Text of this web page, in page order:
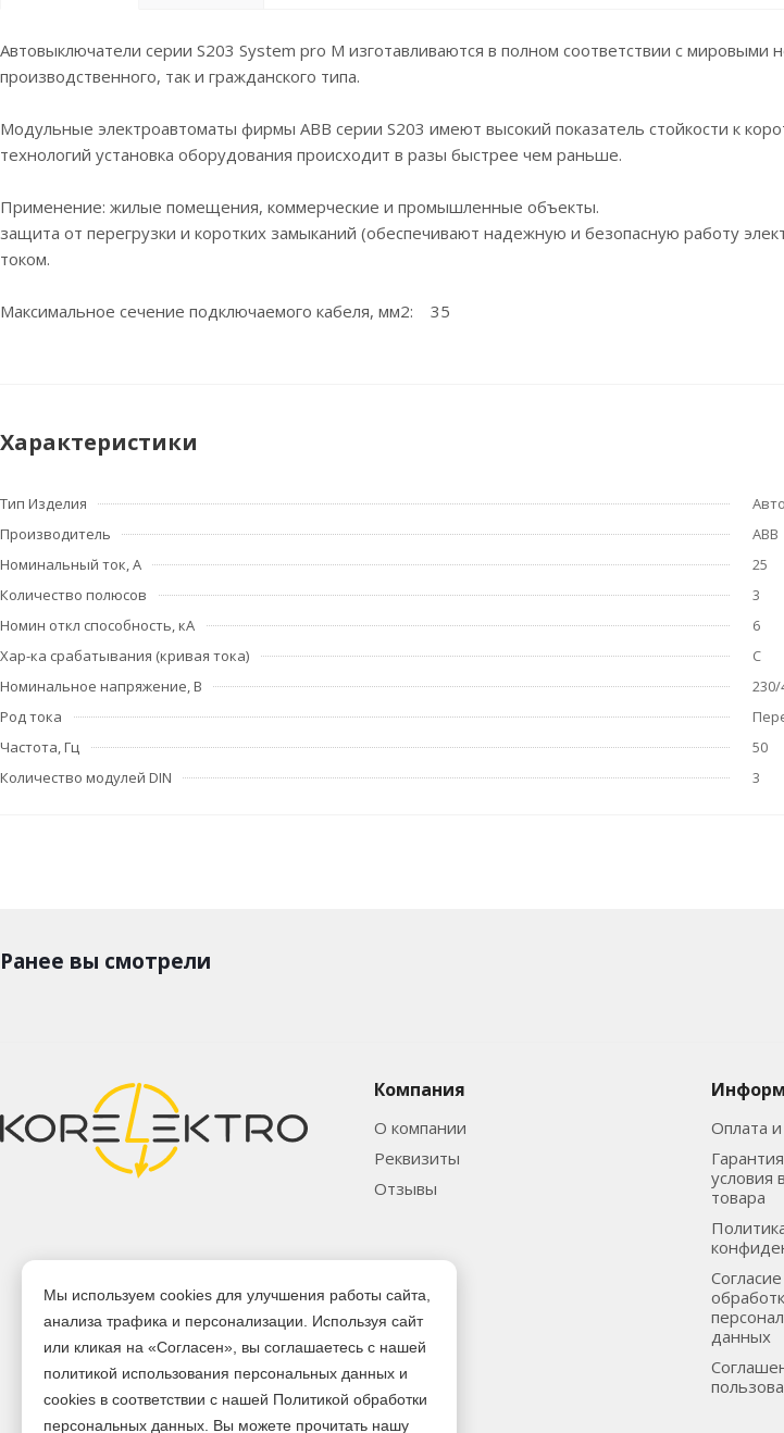
Автовыключатели серии S203 System pro M изготавливаются в полном соответствии с
производственного, так и гражданского типа.
Модульные электроавтоматы фирмы ABB серии S203 имеют высокий показатель стойкости к
технологий установка оборудования происходит в разы быстрее чем раньше.
Применение: жилые помещения, коммерческие и промышленные объекты.
защита от перегрузки и коротких замыканий (обеспечивают надежную и безопасную работу
током.
Максимальное сечение подключаемого кабеля, мм2: 35
Характеристики
Тип Изделия
Производитель
ABB
Номинальный ток, А
25
Количество полюсов
3
Номин откл способность, кА
6
Хар-ка срабатывания (кривая тока)
C
Номинальное напряжение, В
230/
Род тока
Частота, Гц
50
Количество модулей DIN
3
Ранее вы смотрели
Компания
О компании
Реквизиты
Отзывы
Оплата и
условия
товара
данных
Мы используем cookies для улучшения работы сайта,
анализа трафика и персонализации. Используя сайт
или кликая на «Согласен», вы соглашаетесь с нашей
политикой использования персональных данных и
cookies в соответствии с нашей Политикой обработки
персональных данных. Вы можете прочитать нашу